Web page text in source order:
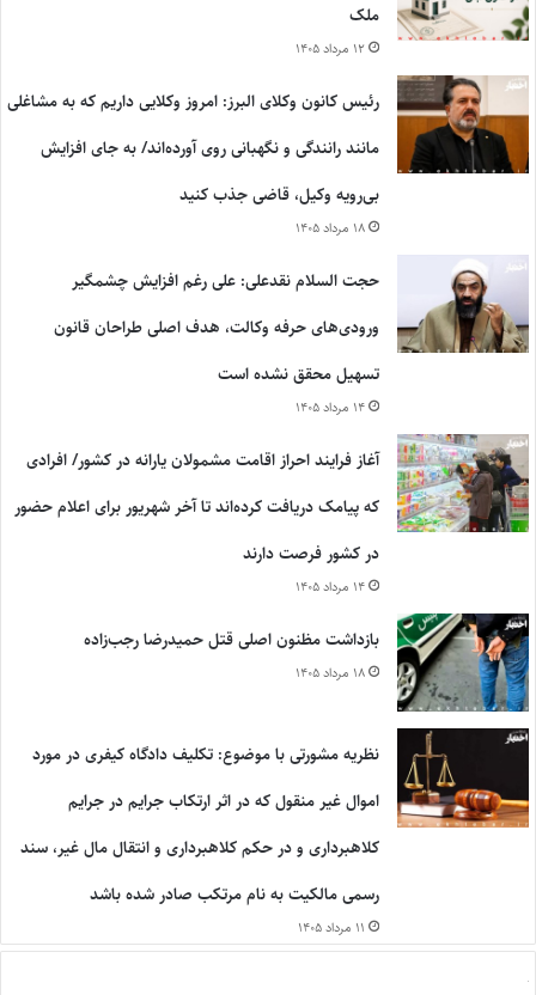
ملک
۱۲ مرداد ۱۴۰۵
رئیس کانون وکلای البرز: امروز وکلایی داریم که به مشاغلی
مانند رانندگی و نگهبانی روی آورده‌اند/ به جای افزایش
بی‌رویه وکیل، قاضی جذب کنید
۱۸ مرداد ۱۴۰۵
حجت السلام نقدعلی: علی رغم افزایش چشمگیر
ورودی‌های حرفه وکالت، هدف اصلی طراحان قانون
تسهیل محقق نشده است
۱۴ مرداد ۱۴۰۵
آغاز فرایند احراز اقامت مشمولان یارانه در کشور/ افرادی
که پیامک دریافت کرده‌اند تا آخر شهریور برای اعلام حضور
در کشور فرصت دارند
۱۴ مرداد ۱۴۰۵
بازداشت مظنون اصلی قتل حمیدرضا رجب‌زاده
۱۸ مرداد ۱۴۰۵
نظریه مشورتی با موضوع: تکلیف دادگاه کیفری در مورد
اموال غیر منقول که در اثر ارتکاب جرایم در جرایم
کلاهبرداری و در حکم کلاهبرداری و انتقال مال غیر، سند
رسمی مالکیت به نام مرتکب صادر شده باشد
۱۱ مرداد ۱۴۰۵